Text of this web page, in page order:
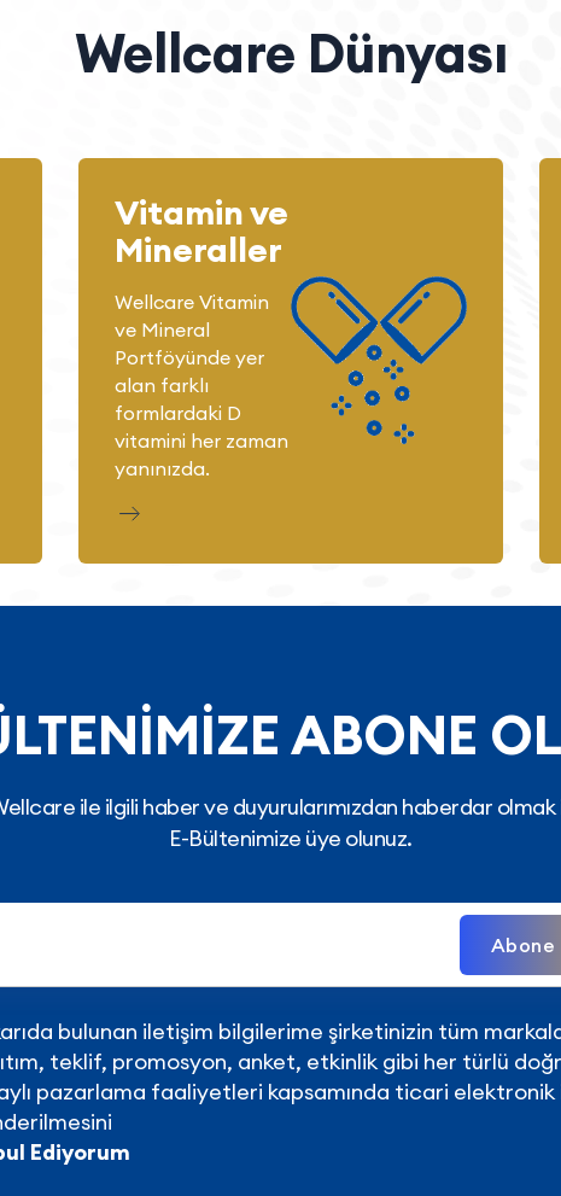
Wellcare Dünyası
Vitamin ve
Mineraller
Wellcare Vitamin
ve Mineral
Portföyünde yer
alan farklı
formlardaki D
vitamini her zaman
yanınızda.
ABONE
ile ilgili haber ve duyurularımızdan haberdar olmak
E-Bültenimize üye olunuz.
Abone
bulunan iletişim bilgilerime şirketinizin tüm
teklif, promosyon, anket, etkinlik gibi her türlü
pazarlama faaliyetleri kapsamında ticari elektronik
Ediyorum